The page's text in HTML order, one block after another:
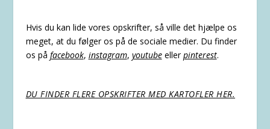
Hvis du kan lide vores opskrifter, så ville det hjælpe os
meget, at du følger os på de sociale medier. Du finder
os på facebook, instagram, youtubeellerpinterest.
DU FINDER FLERE OPSKRIFTER MED KARTOFLER HER.